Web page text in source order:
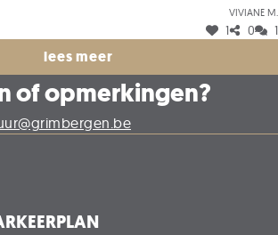
de parkings rond het CC, 1aan
1 aan de zijkant en 1 aan de
zijn er nog een de parkings aan
en het Lt. Louis
2. Wil je op 1 van die parkings
zoeken want 24 op 24 is het echt
naar een parkeerplaats.
Viviane M.
1 0 1
lees meer
of opmerkingen?